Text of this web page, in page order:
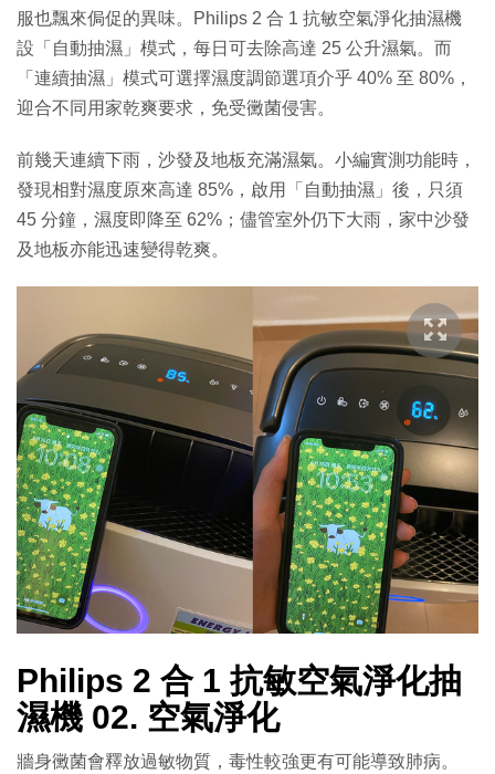
服也飄來侷促的異味。Philips 2 合 1 抗敏空氣淨化抽濕機
設「自動抽濕」模式，每日可去除高達 25 公升濕氣。而
「連續抽濕」模式可選擇濕度調節選項介乎 40% 至 80%，
迎合不同用家乾爽要求，免受黴菌侵害。
前幾天連續下雨，沙發及地板充滿濕氣。小編實測功能時，
發現相對濕度原來高達 85%，啟用「自動抽濕」後，只須
45 分鐘，濕度即降至 62%；儘管室外仍下大雨，家中沙發
及地板亦能迅速變得乾爽。
Philips 2 合 1 抗敏空氣淨化抽
濕機 02. 空氣淨化
牆身黴菌會釋放過敏物質，毒性較強更有可能導致肺病。